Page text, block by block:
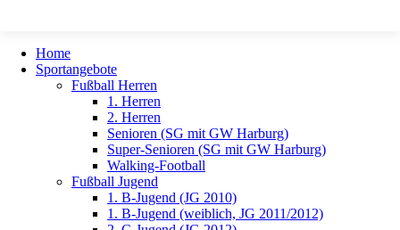
Home
Sportangebote
Fußball Herren
1. Herren
2. Herren
Senioren (SG mit GW Harburg)
Super-Senioren (SG mit GW Harburg)
Walking-Football
Fußball Jugend
1. B-Jugend (JG 2010)
1. B-Jugend (weiblich, JG 2011/2012)